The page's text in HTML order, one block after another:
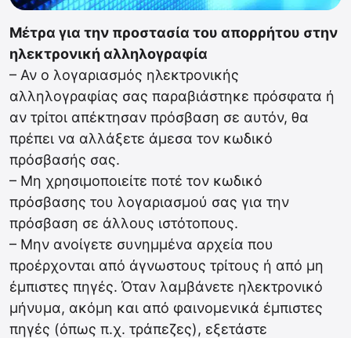
Μέτρα για την προστασία του απορρήτου στην
ηλεκτρονική αλληλογραφία
– Αν ο λογαριασμός ηλεκτρονικής
αλληλογραφίας σας παραβιάστηκε πρόσφατα ή
αν τρίτοι απέκτησαν πρόσβαση σε αυτόν, θα
πρέπει να αλλάξετε άμεσα τον κωδικό
πρόσβασής σας.
– Μη χρησιμοποιείτε ποτέ τον κωδικό
πρόσβασης του λογαριασμού σας για την
πρόσβαση σε άλλους ιστότοπους.
– Μην ανοίγετε συνημμένα αρχεία που
προέρχονται από άγνωστους τρίτους ή από μη
έμπιστες πηγές. Όταν λαμβάνετε ηλεκτρονικό
μήνυμα, ακόμη και από φαινομενικά έμπιστες
πηγές (όπως π.χ. τράπεζες), εξετάστε